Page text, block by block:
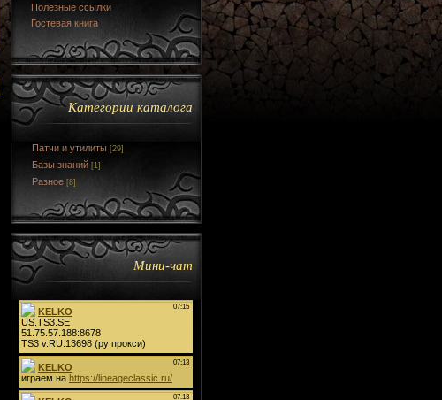
Полезные ссылки
Гостевая книга
Категории каталога
Патчи и утилиты [29]
Базы знаний [1]
Разное [8]
Мини-чат